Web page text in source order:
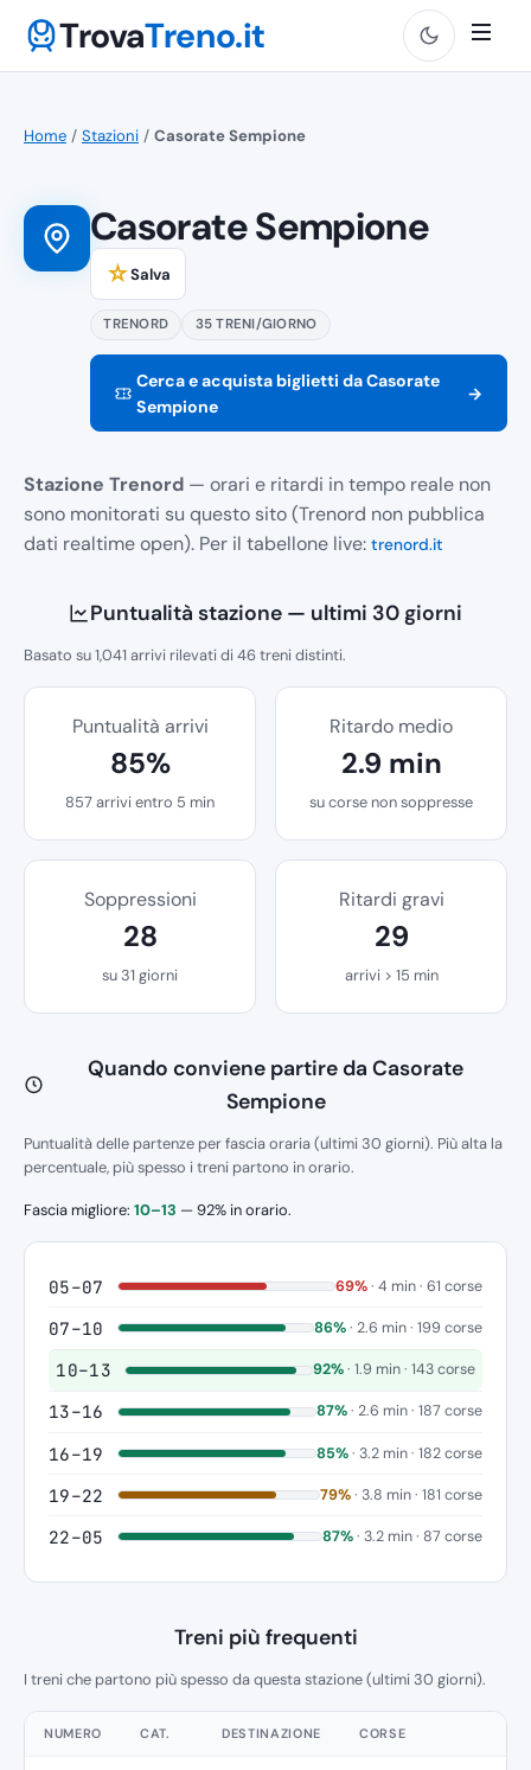
TrovaTreno.it
Home / Stazioni / Casorate Sempione
Casorate Sempione
☆Salva
TRENORD 35 TRENI/GIORNO
Cerca e acquista biglietti da Casorate
Sempione
→
Stazione Trenord — orari e ritardi in tempo reale non
sono monitorati su questo sito (Trenord non pubblica
dati realtime open). Per il tabellone live: trenord.it
Puntualità stazione — ultimi 30 giorni
Basato su 1,041 arrivi rilevati di 46 treni distinti.
Puntualità arrivi
85%
857 arrivi entro 5 min
Ritardo medio
2.9 min
su corse non soppresse
Soppressioni
28
su 31 giorni
Ritardi gravi
29
arrivi > 15 min
Quando conviene partire da Casorate
Sempione
Puntualità delle partenze per fascia oraria (ultimi 30 giorni). Più alta la
percentuale, più spesso i treni partono in orario.
Fascia migliore: 10–13 — 92% in orario.
05–07 69%· 4 min · 61 corse
07–10 86%· 2.6 min · 199 corse
10–13 92% · 1.9 min · 143 corse
13–16 87%· 2.6 min · 187 corse
16–19 85%· 3.2 min · 182 corse
19–22 79%· 3.8 min · 181 corse
22–05 87%· 3.2 min · 87 corse
Treni più frequenti
I treni che partono più spesso da questa stazione (ultimi 30 giorni).
NUMERO CAT. DESTINAZIONE CORSE